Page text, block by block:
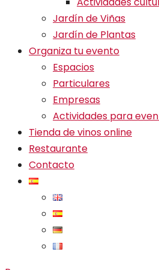
Jardín de Viñas
Jardín de Plantas
Organiza tu evento
Espacios
Particulares
Empresas
Actividades para
Tienda de vinos online
Restaurante
Contacto